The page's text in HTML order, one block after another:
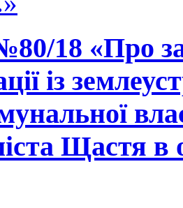
18 «Про
із
Щастя в